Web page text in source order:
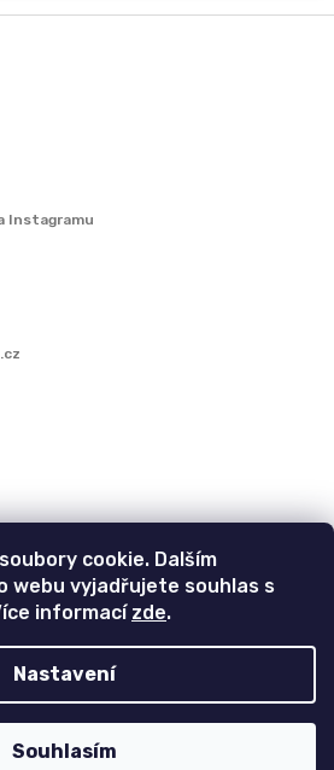
cookie. Dalším
webu vyjadřujete souhlas s
informací zde.
Nastavení
Souhlasím
Instagramu
údajů
2026Jazýčkův Svět